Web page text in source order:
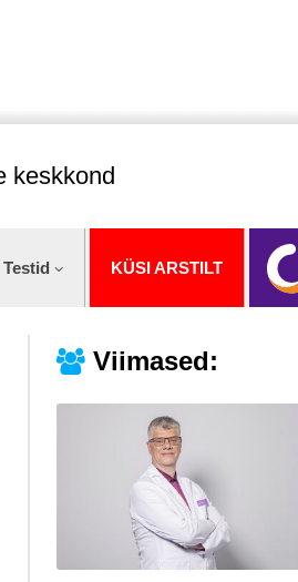
keskkond
Testid KÜSI ARSTILT
Viimased: